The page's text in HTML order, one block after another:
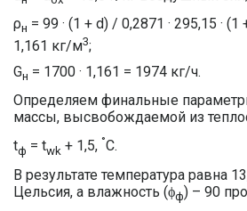
ρн = 99 · (1 + d) / 0,2871 · 295,15 · (1
1,161 кг/м3;
Gн = 1700 · 1,161 = 1974 кг/ч.
Определяем финальные
массы, высвобождаемой из
tф = twk + 1,5, °С.
В результате температура равна
Цельсия, а влажность (ϕф) – 90